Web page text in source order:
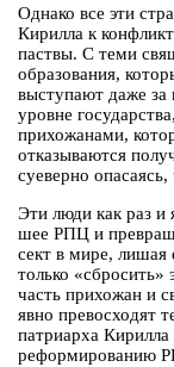
Однако все эти
Кирилла к
паствы. С теми
образования,
выступают даже за
уровне
прихожанами,
отказываются
суеверно
Эти люди как раз и
шее РПЦ и
сект в мире, лишая
только «сбросить»
часть прихожан и
явно превосходят
патриарха
реформированию